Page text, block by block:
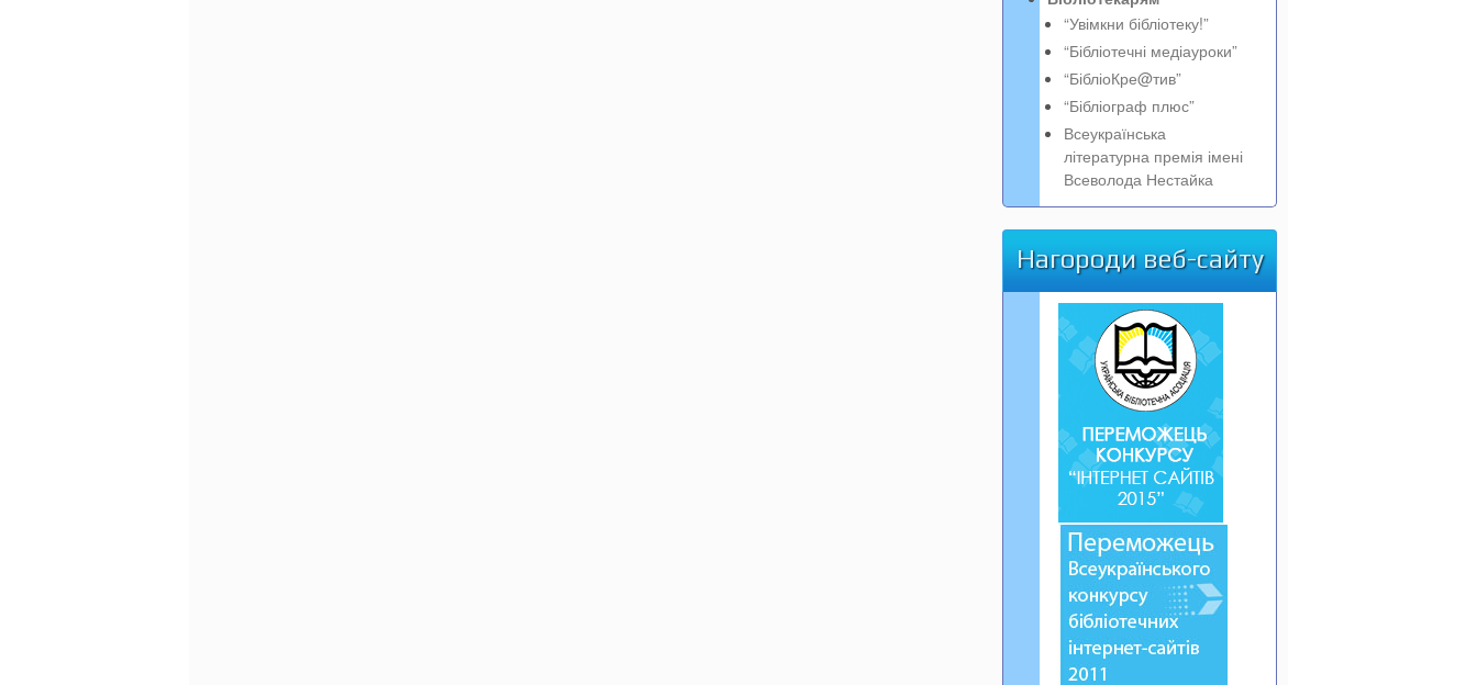
“Увімкни бібліотеку!”
“Бібліотечні медіауроки”
“БібліоКре@тив”
“Бібліограф плюс”
Всеукраїнська
літературна премія імені
Всеволода Нестайка
Нагороди веб-сайту